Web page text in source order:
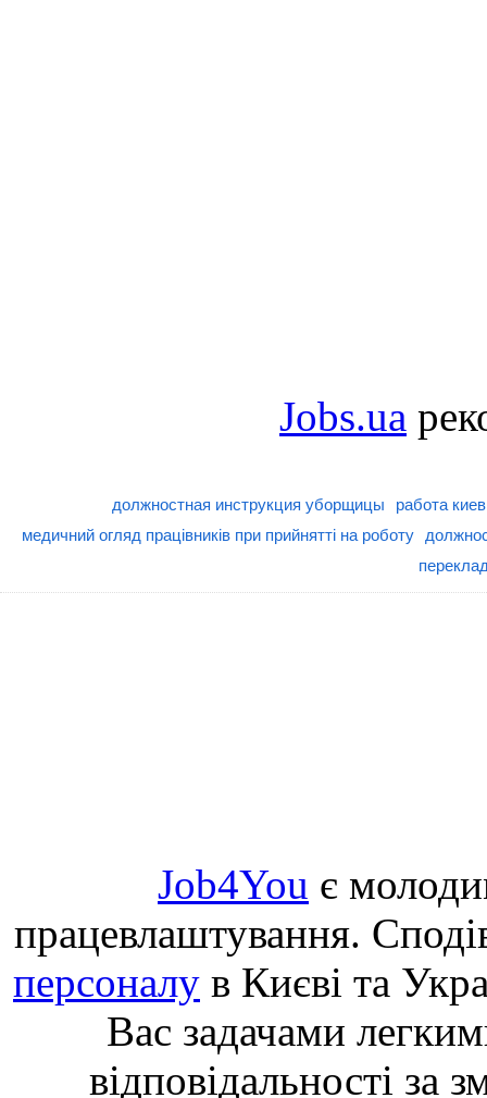
Jobs.ua
должностная инструкция уборщицы
работа
медичний огляд працівників при прийнятті на роботу
Job4You є
працевлаштування.
персоналу в Києві та
Вас задачами
відповідальності за